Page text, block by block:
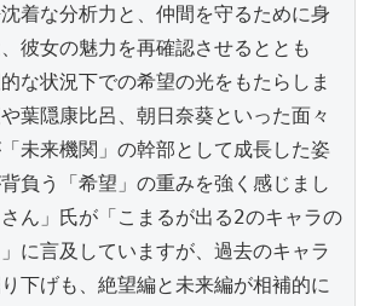
着な分析力と、仲間を守るために身
彼女の魅力を再確認させるととも
な状況下での希望の光をもたらしま
葉隠康比呂、朝日奈葵といった面々
未来機関」の幹部として成長した姿
負う「希望」の重みを強く感じまし
ん」氏が「こまるが出る2のキャラの
に言及していますが、過去のキャラ
下げも、絶望編と未来編が相補的に